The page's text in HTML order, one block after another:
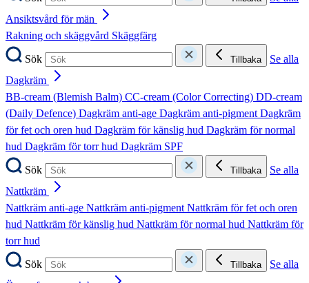
Ansiktsvård för män
Rakning och skäggvård Skäggfärg
Sök
Tillbaka
Se alla
Dagkräm
BB-cream (Blemish Balm) CC-cream (Color Correcting) DD-cream
(Daily Defence) Dagkräm anti-age Dagkräm anti-pigmentDagkräm
för fet och oren hud Dagkräm för känslig hud Dagkräm för normal
hud Dagkräm för torr hud Dagkräm SPF
Sök
Tillbaka
Se alla
Nattkräm
Nattkräm anti-age Nattkräm anti-pigmentNattkräm för fet och oren
hud Nattkräm för känslig hud Nattkräm för normal hud Nattkräm för
torr hud
Sök
Tillbaka
Se alla